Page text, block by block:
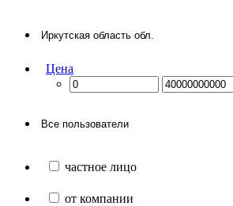
Цена
частное лицо
от компании